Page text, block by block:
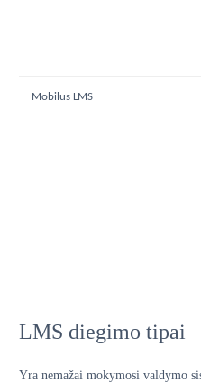
Mobilus LMS
LMS diegimo tipai
Yra nemažai mokymosi valdymo